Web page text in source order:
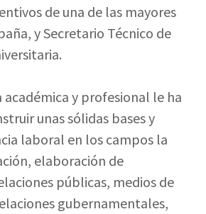
de una de las mayores
y Secretario Técnico de
académica y profesional le ha
unas sólidas bases y
laboral en los campos la
elaboración de
públicas, medios de
gubernamentales,